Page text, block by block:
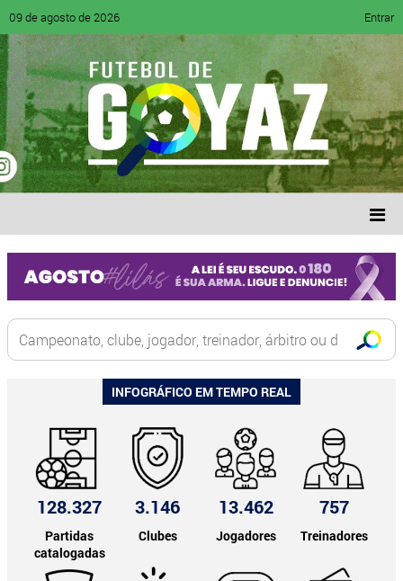
09 de agosto de 2026 Entrar
INFOGRÁFICO EM TEMPO REAL
128.327
Partidas
catalogadas
3.146
Clubes
13.462
Jogadores
757
Treinadores